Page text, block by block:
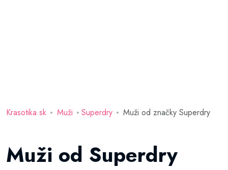
Krasotika.sk Muži Superdry Muži od značky Superdry
Muži od Superdry